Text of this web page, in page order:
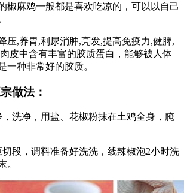
椒麻鸡一般都是喜欢吃凉的，可以以自己
压,养胃,利尿消肿,亮发,提高免疫力,健脾,
皮中含有丰富的胶质蛋白，能够被人体
一种非常好的胶质。
做法：
洗净，用盐、花椒粉抹在土鸡全身，腌
段，调料准备好洗洗，线辣椒泡2小时洗
。